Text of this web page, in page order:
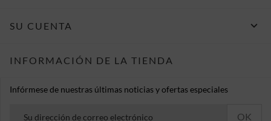
SU CUENTA 
INFORMACIÓN DE LA TIENDA
Infórmese de nuestras últimas noticias y ofertas especiales